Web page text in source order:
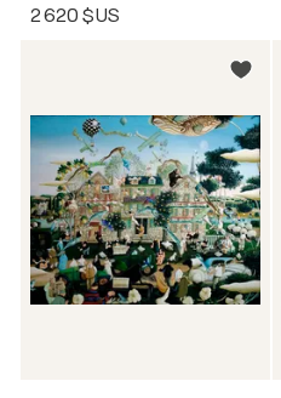
2 620 $US